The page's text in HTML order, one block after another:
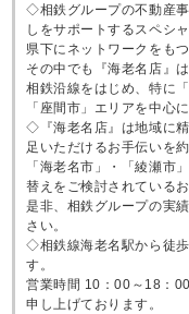
◇相鉄グループの不動産
しをサポートするスペシ
県下にネットワークをも
その中でも『海老名店』
相鉄沿線をはじめ、特に
「座間市」エリアを中心
◇『海老名店』は地域に
足いただけるお手伝いを
「海老名市」・「綾瀬市
替えをご検討されている
是非、相鉄グループの実
さい。
◇相鉄線海老名駅から徒
す。
営業時間 10：00～18：
申し上げております。